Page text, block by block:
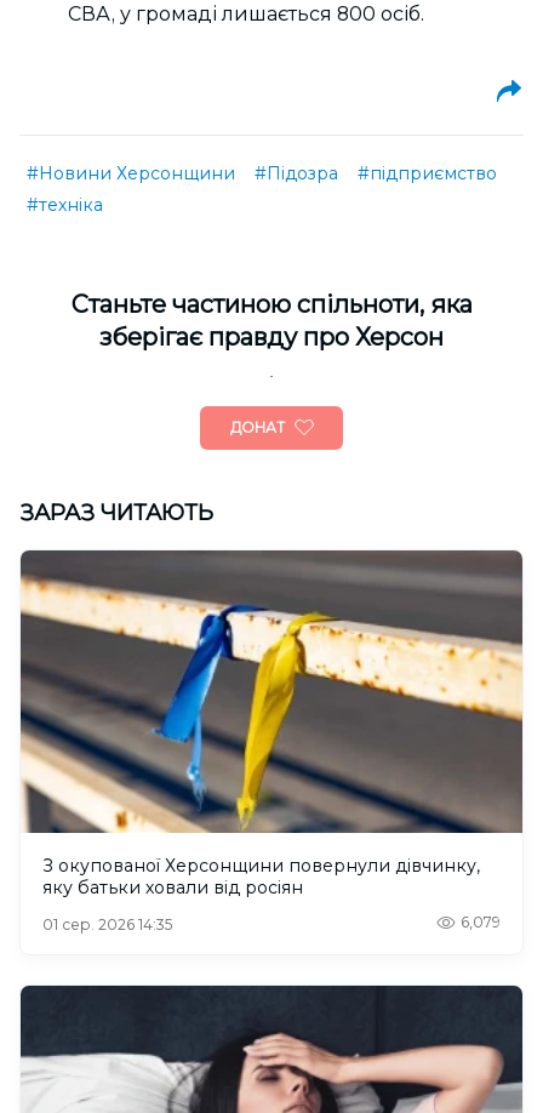
СВА, у громаді лишається 800 осіб.
#Новини Херсонщини #Підозра
#підприємство
#техніка
Cтаньте частиною спільноти, яка
зберігає правду про Херсон
ДОНАТ
ЗАРАЗ ЧИТАЮТЬ
З окупованої Херсонщини повернули дівчинку,
яку батьки ховали від росіян
01 сер. 2026 14:35 6,079